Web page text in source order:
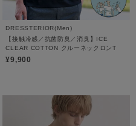
DRESSTERIOR(Men)
【接触冷感／抗菌防臭／消臭】ICE
CLEAR COTTON クルーネックロンT
¥9,900